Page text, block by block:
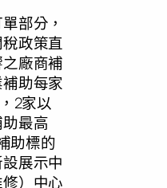
部分，
政策直
廠商補
助每家
2家以
最高
助標的
展示中
）中心